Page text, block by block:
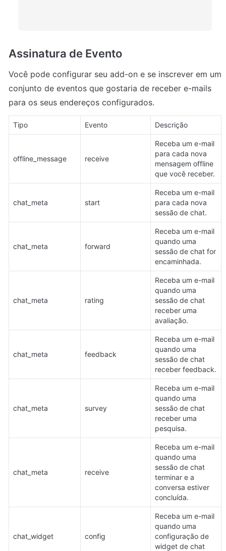
Assinatura de Evento
Você pode configurar seu add-on e se inscrever em um
conjunto de eventos que gostaria de receber e-mails
para os seus endereços configurados.
Tipo Evento Descrição
offline_message receive
Receba um e-mail
para cada nova
mensagem offline
que você receber.
chat_meta start
Receba um e-mail
para cada nova
sessão de chat.
chat_meta forward
Receba um e-mail
quando uma
sessão de chat for
encaminhada.
chat_meta rating
Receba um e-mail
quando uma
sessão de chat
receber uma
avaliação.
chat_meta feedback
Receba um e-mail
quando uma
sessão de chat
receber feedback.
chat_meta survey
Receba um e-mail
quando uma
sessão de chat
receber uma
pesquisa.
chat_meta receive
Receba um e-mail
quando uma
sessão de chat
terminar e a
conversa estiver
concluída.
chat_widget config
Receba um e-mail
quando uma
configuração de
widget de chat